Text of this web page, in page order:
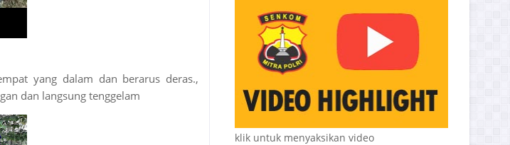
yang dalam dan berarus deras.,
dan langsung tenggelam
klik untuk menyaksikan video